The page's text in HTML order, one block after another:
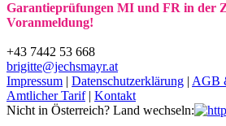
Garantieprüfungen MI und FR in der
Voranmeldung!
+43 7442 53 668
brigitte@jechsmayr.at
Impressum | Datenschutzerklärung | AGB
Amtlicher Tarif| Kontakt
Nicht in Österreich? Land wechseln: